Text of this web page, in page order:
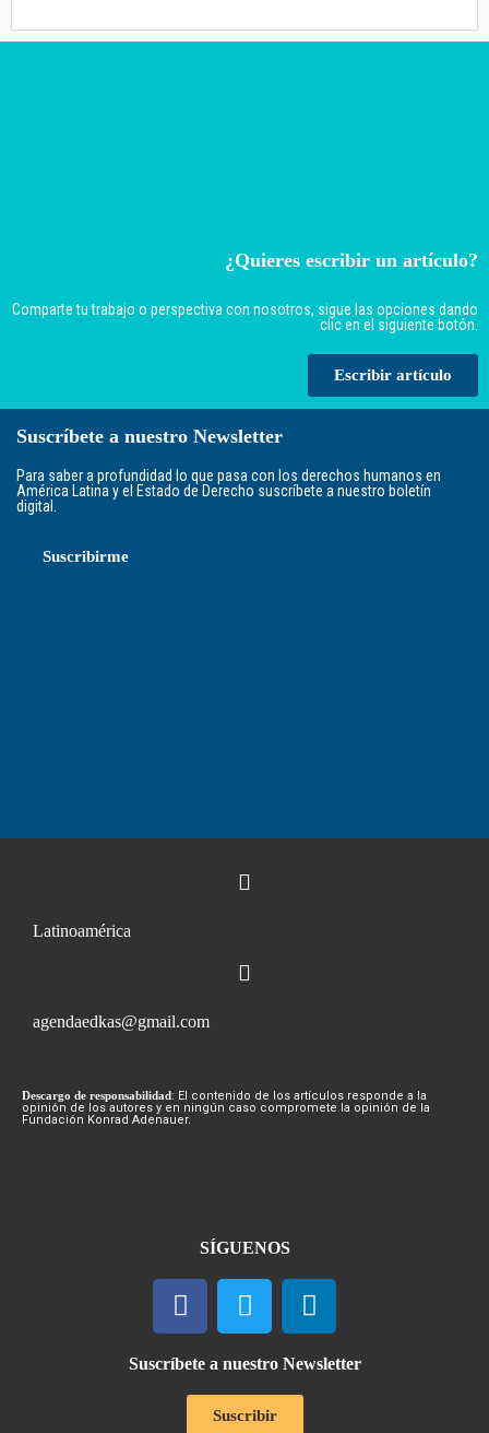
¿Quieres escribir un artículo?
Comparte tu trabajo o perspectiva con nosotros, sigue las opciones dando
clic en el siguiente botón.
Escribir artículo
Suscríbete a nuestro Newsletter
Para saber a profundidad lo que pasa con los derechos humanos en
América Latina y el Estado de Derecho suscríbete a nuestro boletín
digital.
Suscribirme
Latinoamérica
agendaedkas@gmail.com
Descargo de responsabilidad: El contenido de los artículos responde a la
opinión de los autores y en ningún caso compromete la opinión de la
Fundación Konrad Adenauer.
SÍGUENOS
Suscríbete a nuestro Newsletter
Suscribir